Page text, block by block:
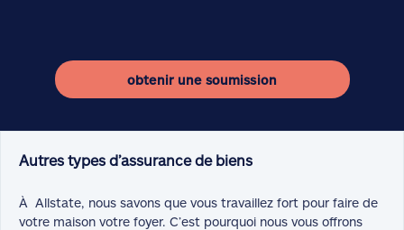
obtenir une soumission
Autres types d’assurance de biens
À Allstate, nous savons que vous travaillez fort pour faire de
votre maison votre foyer. C’est pourquoi nous vous offrons